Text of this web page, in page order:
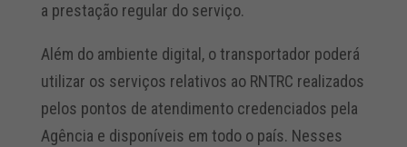
a prestação regular do serviço.
Além do ambiente digital, o transportador poderá
utilizar os serviços relativos ao RNTRC realizados
pelos pontos de atendimento credenciados pela
Agência e disponíveis em todo o país. Nesses